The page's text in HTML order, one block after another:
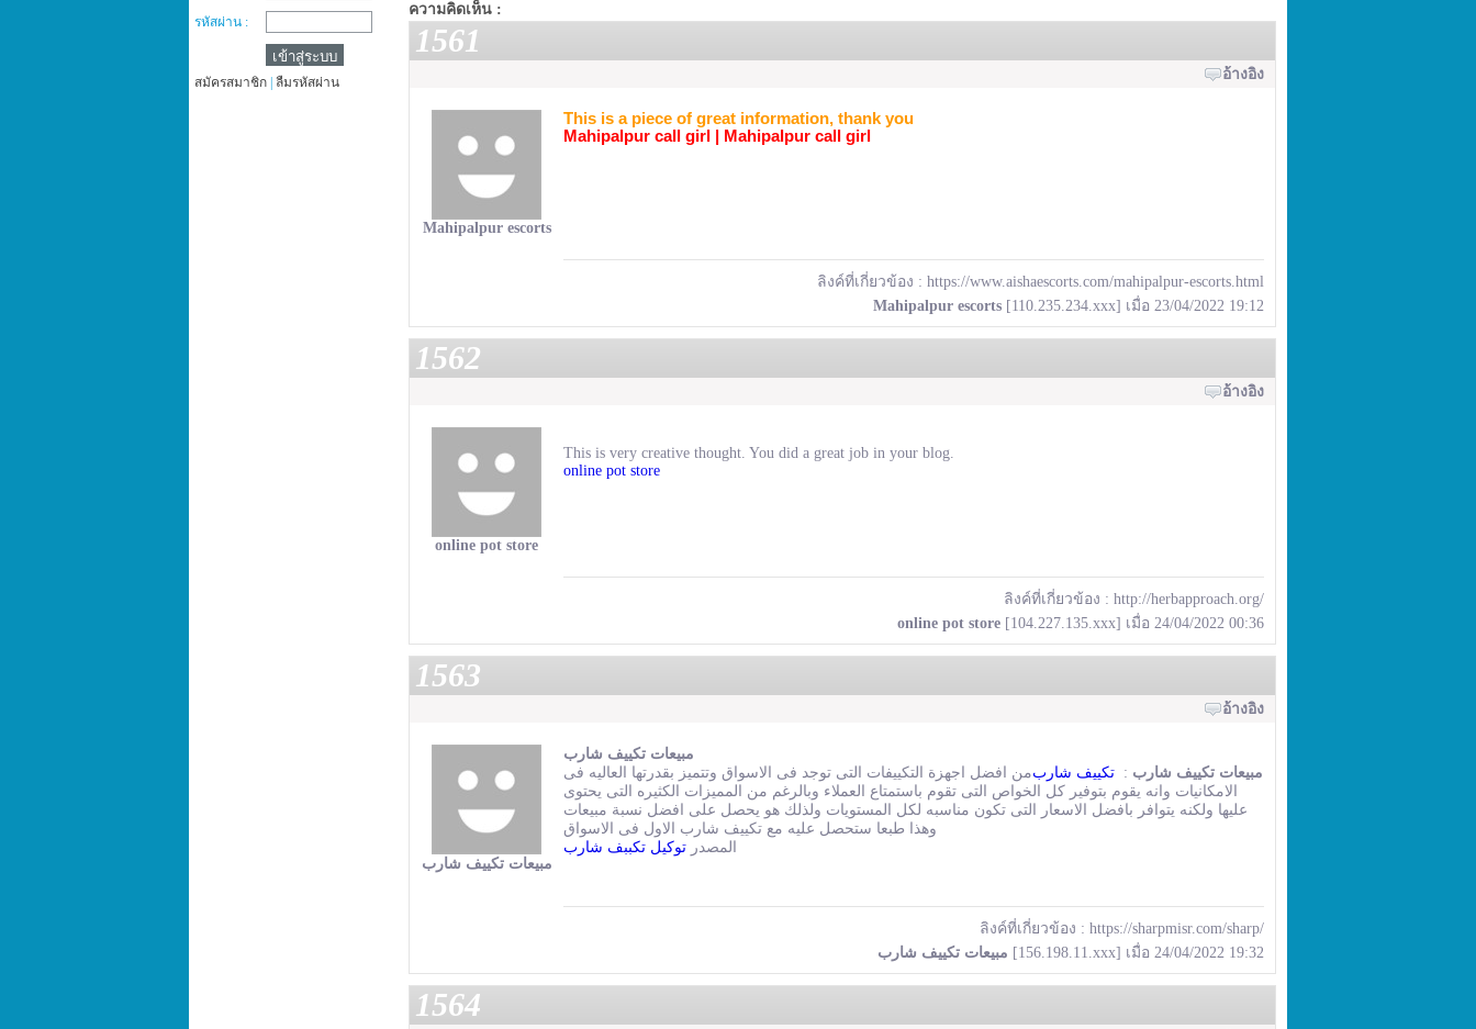
รหัสผ่าน :
สมัครสมาชิก ลืมรหัสผ่าน
ความคิดเห็น :
1561
อ้างอิง
Mahipalpur escorts
This is a piece of great information, thank you
Mahipalpur call girl
Mahipalpur call girl
ลิงค์ที่เกี่ยวข้อง : https://www.aishaescorts.com/mahipalpur-escorts.html
Mahipalpur escorts [110.235.234.xxx] เมื่อ 23/04/2022 19:12
1562
อ้างอิง
online pot store
This is very creative thought. You did a great job in your blog.
online pot store
ลิงค์ที่เกี่ยวข้อง : http://herbapproach.org/
online pot store [104.227.135.xxx] เมื่อ 24/04/2022 00:36
1563
อ้างอิง
مبيعات تكييف شارب
مبيعات تكييف شارب
مبيعات تكييف شارب : تكييف شاربمن افضل اجهزة التكييفات التى توجد فى الاسواق وتتميز بقدرتها العاليه فى
الامكانيات وانه يقوم بتوفير كل الخواص التى تقوم باستمتاع العملاء وبالرغم من المميزات الكثيره التى يحتوى
عليها ولكنه يتوافر بافضل الاسعار التى تكون مناسبه لكل المستويات ولذلك هو يحصل على افضل نسبة مبيعات
وهذا طبعا ستحصل عليه مع تكييف شارب الاول فى الاسواق
المصدر توكيل تكببف شارب
ลิงค์ที่เกี่ยวข้อง : https://sharpmisr.com/sharp/
مبيعات تكييف شارب
[156.198.11.xxx] เมื่อ 24/04/2022 19:32
1564